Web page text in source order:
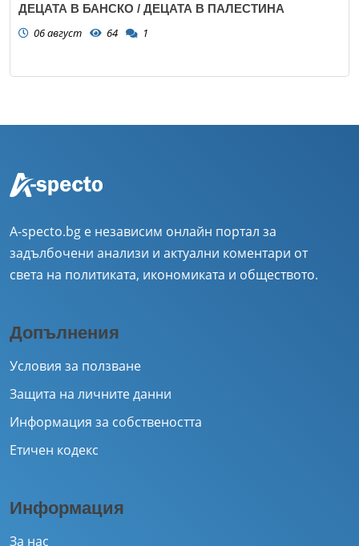
ДЕЦАТА В БАНСКО / ДЕЦАТА В ПАЛЕСТИНА
06 август 64 1
A-specto.bg е независим онлайн портал за
задълбочени анализи и актуални коментари от
света на политиката, икономиката и обществото.
Допълнения
Условия за ползване
Защита на личните данни
Информация за собствеността
Етичен кодекс
Информация
За нас